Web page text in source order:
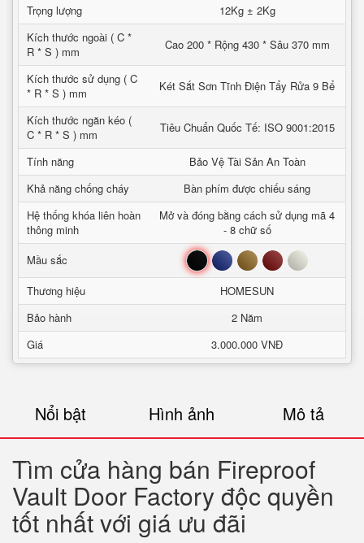
Trọng lượng
12Kg ± 2Kg
Kích thước ngoài ( C *
R * S ) mm
Cao 200 * Rộng 430 * Sâu 370 mm
Kích thước sử dụng ( C
* R * S ) mm
Két Sắt Sơn Tĩnh Điện Tẩy Rửa 9 Bể
Kích thước ngăn kéo (
C * R * S ) mm
Tiêu Chuẩn Quốc Tế: ISO 9001:2015
Tính năng
Bảo Vệ Tài Sản An Toàn
Khả năng chống cháy
Bàn phím được chiếu sáng
Hệ thống khóa liên hoàn
thông minh
Mở và đóng bằng cách sử dụng mã 4
- 8 chữ số
Mầu sắc
Đen Xanh Nâu Đỏ Trắng
Thương hiệu
HOMESUN
Bảo hành
2 Năm
Giá
3.000.000 VNĐ
Nổi bật Hình ảnh Mô tả
Tìm cửa hàng bán Fireproof
Vault Door Factory độc quyền
tốt nhất với giá ưu đãi